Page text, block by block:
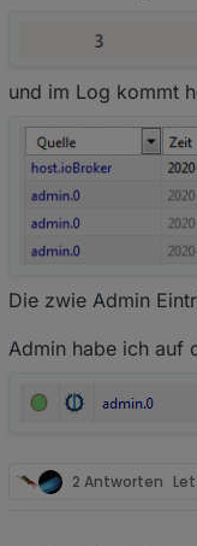
und im Log kommt
Die zwie Admin
Admin habe ich auf
2 Antworten